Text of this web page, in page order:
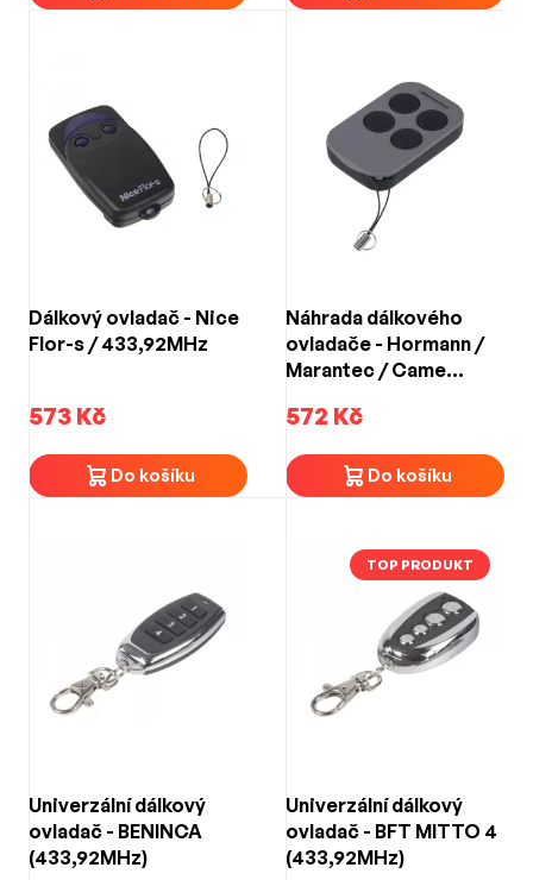
Dálkový ovladač - Nice
Flor-s / 433,92MHz
573 Kč
Do košíku
Náhrada dálkového
ovladače - Hormann /
Marantec / Came
572 Kč
Do košíku
Univerzální dálkový
ovladač - BENINCA
(433,92MHz)
TOP PRODUKT
Univerzální dálkový
ovladač - BFT MITTO 4
(433,92MHz)